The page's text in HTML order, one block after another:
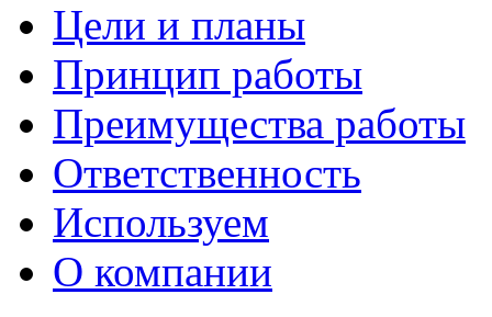
Цели и планы
Принцип работы
Преимущества работы
Ответственность
Используем
О компании